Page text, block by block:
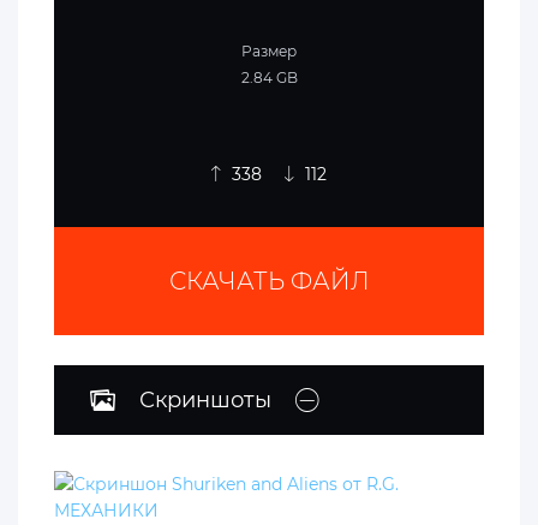
Размер
2.84 GB
338 112
СКАЧАТЬ ФАЙЛ
Скриншоты